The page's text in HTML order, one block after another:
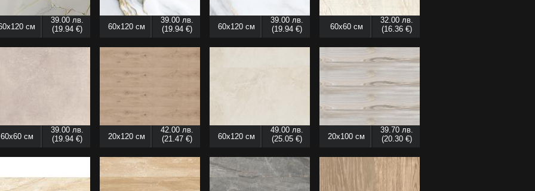
см
39.00 лв.
(19.94 €)
60x120 см
39.00 лв.
(19.94 €)
60x120 см
39.00 лв.
(19.94 €)
60x60 см
32.00 лв.
(16.36 €)
60x60 см
39.00 лв.
(19.94 €)
20x120 см
42.00 лв.
(21.47 €)
60x120 см
49.00 лв.
(25.05 €)
20x100 см
39.70 лв.
(20.30 €)